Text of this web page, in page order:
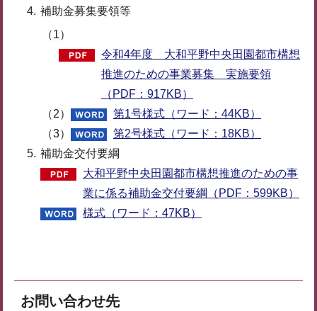
補助金募集要領等
（1）
令和4年度 大和平野中央田園都市構想
推進のための事業募集 実施要領
（PDF：917KB）
（2）
第1号様式（ワード：44KB）
（3）
第2号様式（ワード：18KB）
補助金交付要綱
大和平野中央田園都市構想推進のための事
業に係る補助金交付要綱（PDF：599KB）
様式（ワード：47KB）
お問い合わせ先